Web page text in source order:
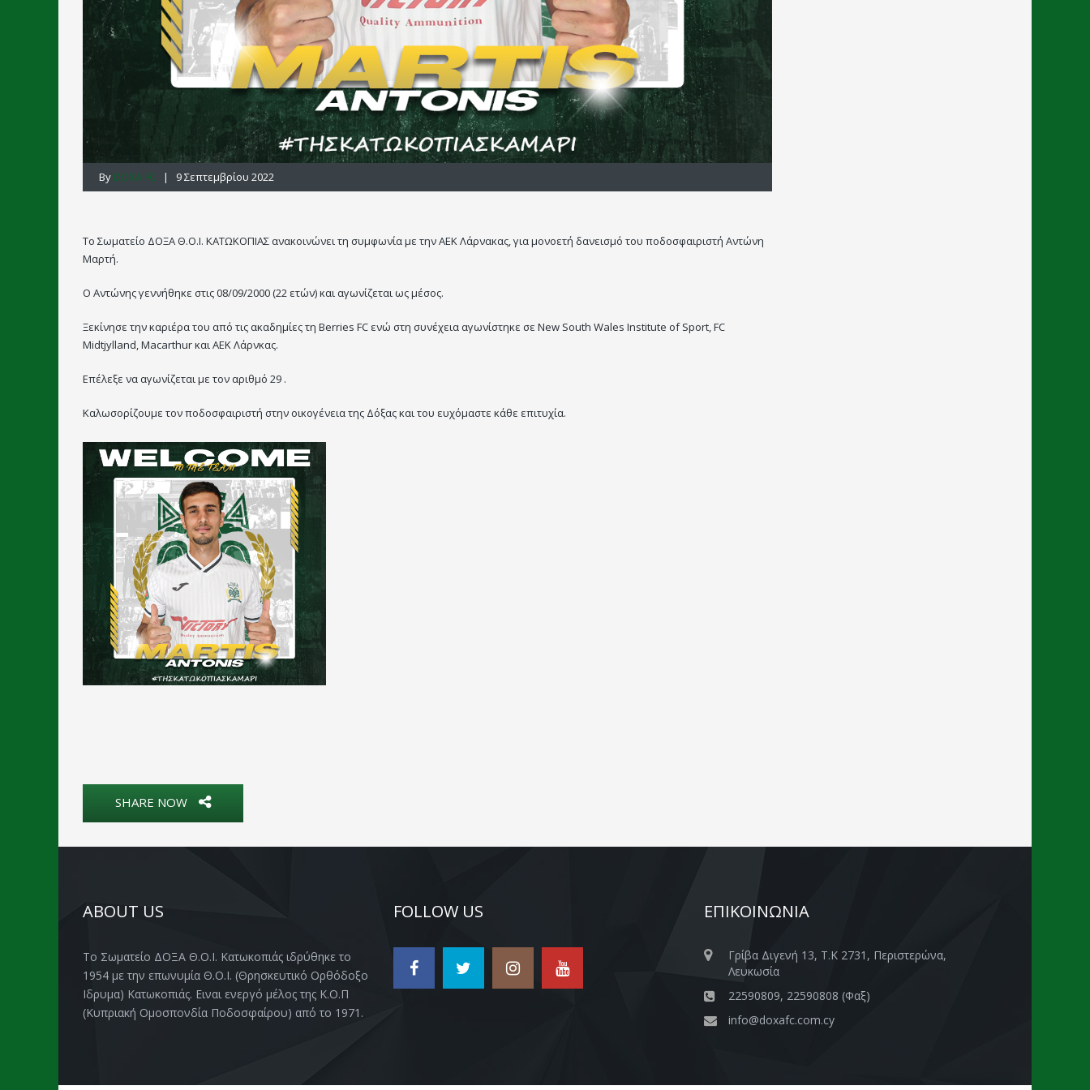
By DOXA FC | 9 Σεπτεμβρίου 2022
Το Σωματείο ΔΟΞΑ Θ.Ο.Ι. ΚΑΤΩΚΟΠΙΑΣ ανακοινώνει τη συμφωνία με την ΑΕΚ Λάρνακας, για μονοετή δανεισμό του ποδοσφαιριστή Αντώνη
Μαρτή.
Ο Αντώνης γεννήθηκε στις 08/09/2000 (22 ετών) και αγωνίζεται ως μέσος.
Ξεκίνησε την καριέρα του από τις ακαδημίες τη Berries FC ενώ στη συνέχεια αγωνίστηκε σε New South Wales Institute of Sport, FC
Midtjylland, Macarthur και ΑΕΚ Λάρνκας.
Επέλεξε να αγωνίζεται με τον αριθμό 29 .
Καλωσορίζουμε τον ποδοσφαιριστή στην οικογένεια της Δόξας και του ευχόμαστε κάθε επιτυχία.
SHARE NOW
ABOUT US
Το Σωματείο ΔΟΞΑ Θ.Ο.Ι. Κατωκοπιάς ιδρύθηκε το
1954 με την επωνυμία Θ.Ο.Ι. (Θρησκευτικό Ορθόδοξο
Ιδρυμα) Κατωκοπιάς. Ειναι ενεργό μέλος της Κ.Ο.Π
(Κυπριακή Ομοσπονδία Ποδοσφαίρου) από το 1971.
FOLLOW US ΕΠΙΚΟΙΝΩΝΙΑ
Γρίβα Διγενή 13, Τ.Κ 2731, Περιστερώνα,
Λευκωσία
22590809, 22590808 (Φαξ)
info@doxafc.com.cy